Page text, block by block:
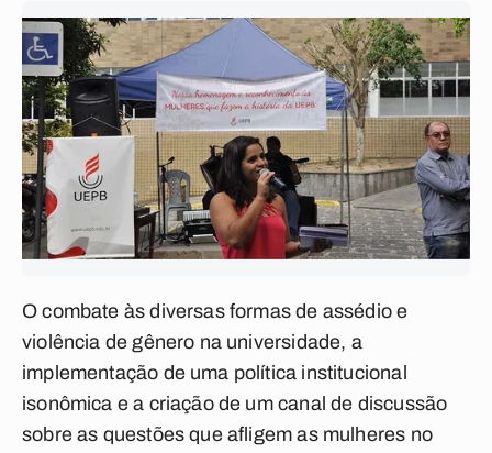
O combate às diversas formas de assédio e
violência de gênero na universidade, a
implementação de uma política institucional
isonômica e a criação de um canal de discussão
sobre as questões que afligem as mulheres no